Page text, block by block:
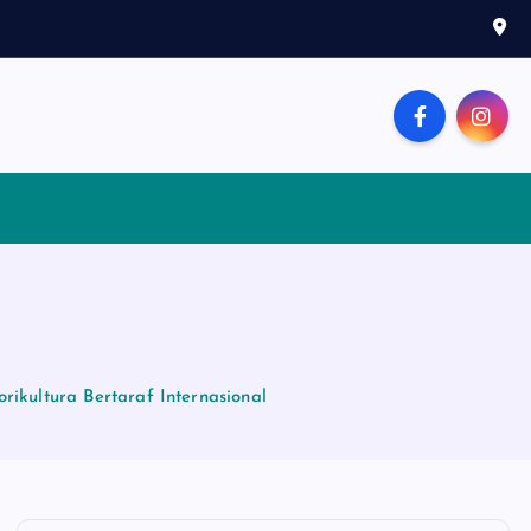
Bertaraf Internasional